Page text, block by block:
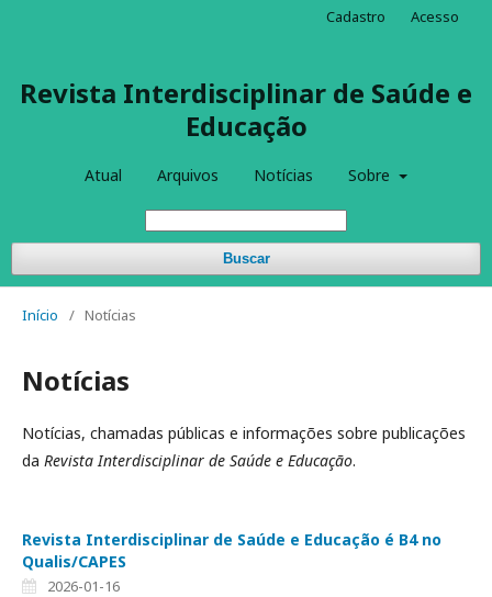
Revista Interdisciplinar de Saúde e
Educação
Atual Arquivos Notícias Sobre
Buscar
Cadastro Acesso
Início / Notícias
Notícias
Notícias, chamadas públicas e informações sobre publicações
da Revista Interdisciplinar de Saúde e Educação.
Revista Interdisciplinar de Saúde e Educação é B4 no
Qualis/CAPES
2026-01-16